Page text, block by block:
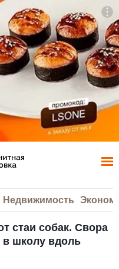
Недвижимость
стаи собак. Свора
в школу вдоль